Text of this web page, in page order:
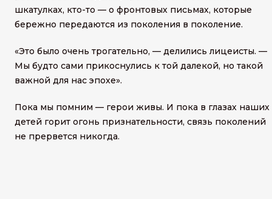
шкатулках, кто-то — о фронтовых письмах, которые
бережно передаются из поколения в поколение.
«Это было очень трогательно, — делились лицеисты. —
Мы будто сами прикоснулись к той далекой, но такой
важной для нас эпохе».
Пока мы помним — герои живы. И пока в глазах наших
детей горит огонь признательности, связь поколений
не прервется никогда.